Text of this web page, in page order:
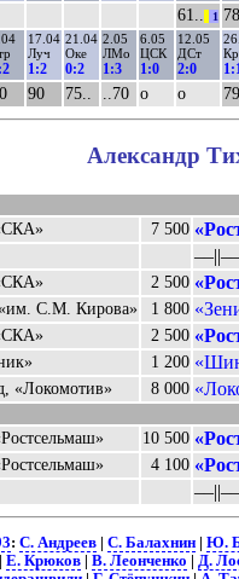
61.. 1 78..
17.04
Луч
1:2
21.04
Оке
0:2
2.05
ЛМо
1:3
6.05
ЦСК
1:0
12.05
ДСт
2:0 1:1
90 75.. ..70 о о 79..
Александр
7 500
––||––
2 500
«им. С.М. Кирова» 1 800
2 500
1 200
«Локомотив» 8 000
10 500
4 100
––||––
: С. Андреев| С. Балахнин| Ю.
Е. Крюков| В. Леонченко Д.